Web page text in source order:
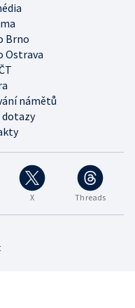
Brno
Ostrava
námětů
dotazy
X Threads